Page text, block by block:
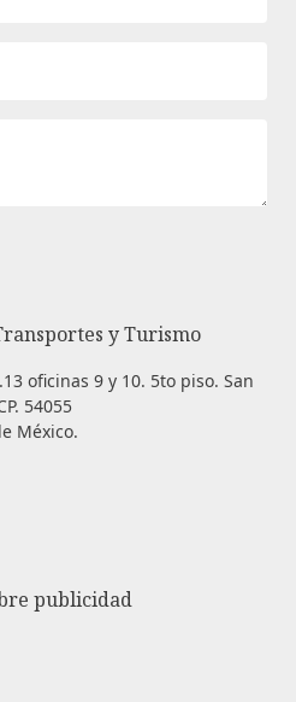
y Turismo
oficinas 9 y 10. 5to piso. San
54055
México.
publicidad